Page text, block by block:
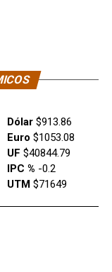
Dólar$913.86
Euro $1053.08
UF $40844.79
IPC % -0.2
UTM $71649